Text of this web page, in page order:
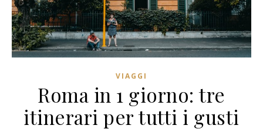
VIAGGI
Roma in 1 giorno: tre
itinerari per tutti i gusti